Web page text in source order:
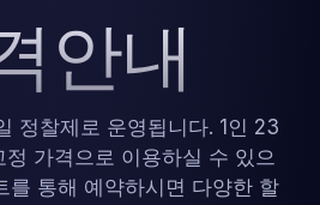
안내
정찰제로 운영됩니다. 1인 23
정 가격으로 이용하실 수 있으
를 통해 예약하시면 다양한 할